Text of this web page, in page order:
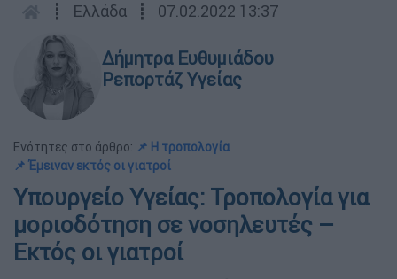
┋ Ελλάδα ┋ 07.02.2022 13:37
Δήμητρα Ευθυμιάδου
Ρεπορτάζ Υγείας
Ενότητες στο άρθρο: 📌 Η τροπολογία
📌 Έμειναν εκτός οι γιατροί
Υπουργείο Υγείας: Τροπολογία για
μοριοδότηση σε νοσηλευτές –
Εκτός οι γιατροί